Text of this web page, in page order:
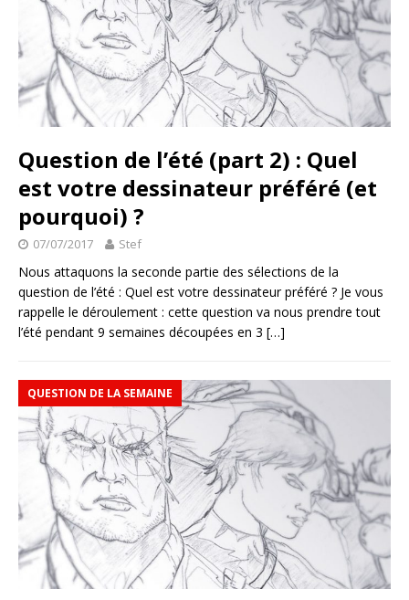
Question de l’été (part 2) : Quel
est votre dessinateur préféré (et
pourquoi) ?
07/07/2017 Stef
Nous attaquons la seconde partie des sélections de la
question de l’été : Quel est votre dessinateur préféré ? Je vous
rappelle le déroulement : cette question va nous prendre tout
l’été pendant 9 semaines découpées en 3 […]
QUESTION DE LA SEMAINE